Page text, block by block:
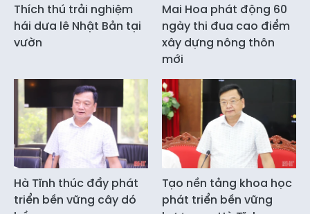
Thích thú trải nghiệm
hái dưa lê Nhật Bản tại
vườn
Mai Hoa phát động 60
ngày thi đua cao điểm
xây dựng nông thôn
mới
Hà Tĩnh thúc đẩy phát
triển bền vững cây dó
Tạo nền tảng khoa học
phát triển bền vững